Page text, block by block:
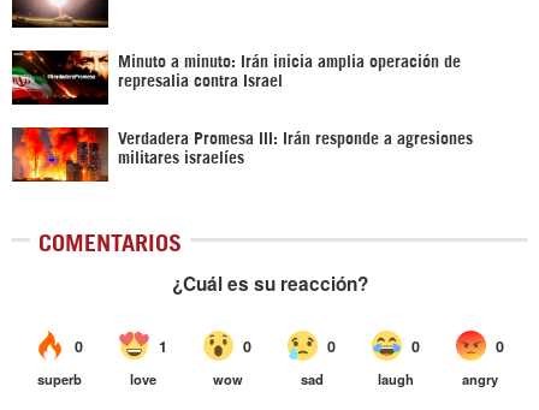
Minuto a minuto: Irán inicia amplia operación de
represalia contra Israel
Verdadera Promesa III: Irán responde a agresiones
militares israelíes
COMENTARIOS